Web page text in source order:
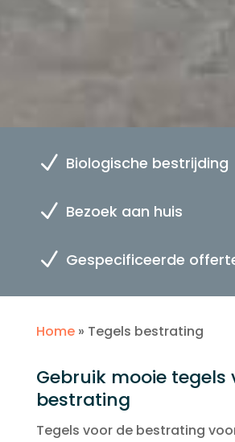
N Biologische bestrijding
N Bezoek aan huis
N Gespecificeerde
Home» Tegels bestrating
Gebruik mooie tegels
bestrating
Tegels voor de bestrating